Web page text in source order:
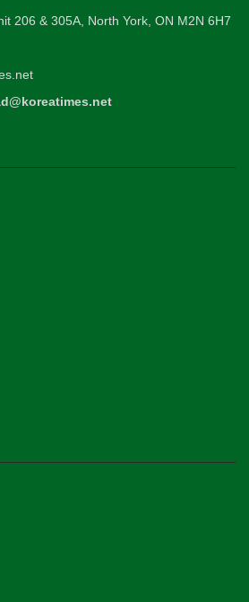
206 & 305A, North York, ON M2N 6H7